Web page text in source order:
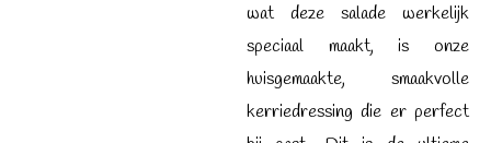
wat deze salade werkelijk
speciaal maakt, is onze
huisgemaakte, smaakvolle
kerriedressing die er perfect